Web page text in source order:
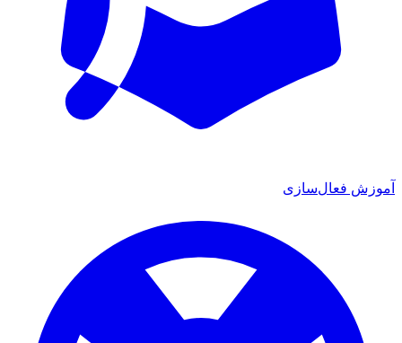
فعال‌سازی